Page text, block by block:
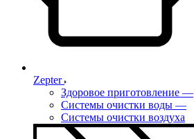
Zepter
Здоровое приготовление —
Системы очистки воды —
Системы очистки воздуха